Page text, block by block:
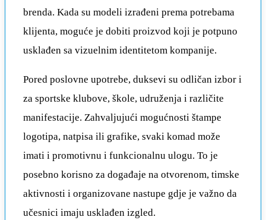
brenda. Kada su modeli izrađeni prema potrebama
klijenta, moguće je dobiti proizvod koji je potpuno
usklađen sa vizuelnim identitetom kompanije.
Pored poslovne upotrebe, duksevi su odličan izbor i
za sportske klubove, škole, udruženja i različite
manifestacije. Zahvaljujući mogućnosti štampe
logotipa, natpisa ili grafike, svaki komad može
imati i promotivnu i funkcionalnu ulogu. To je
posebno korisno za događaje na otvorenom, timske
aktivnosti i organizovane nastupe gdje je važno da
učesnici imaju usklađen izgled.